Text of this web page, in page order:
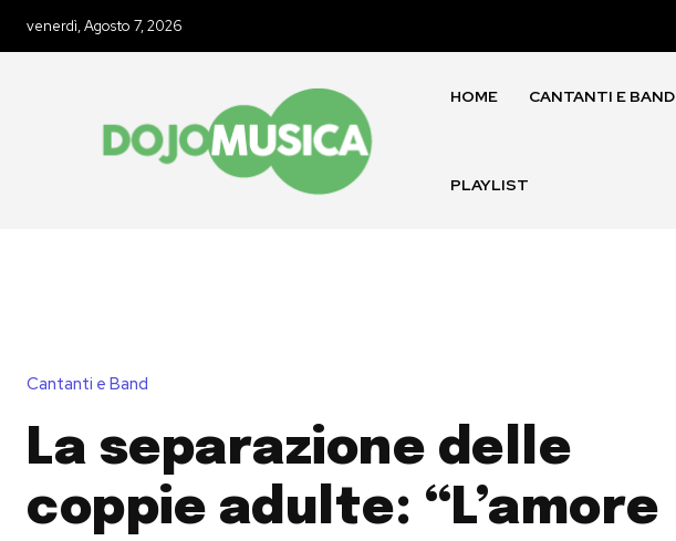
venerdì, Agosto 7, 2026
HOME CANTANTI E BAND
PLAYLIST
Cantanti e Band
La separazione delle
coppie adulte: “L’amore